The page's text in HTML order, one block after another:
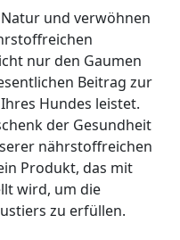
und verwöhnen
nur den Gaumen
Beitrag zur
Hundes leistet.
der Gesundheit
nährstoffreichen
Produkt, das mit
wird, um die
zu erfüllen.